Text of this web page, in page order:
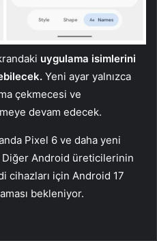
uygulama isimlerini
Yeni ayar yalnızca
çekmecesi ve
devam edecek.
Pixel 6 ve daha yeni
Diğer Android üreticilerinin
cihazları için Android 17
bekleniyor.